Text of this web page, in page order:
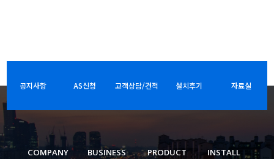
공지사항 AS신청 고객상담/견적 설치후기 자료실
COMPANY BUSINESS PRODUCT INSTALL